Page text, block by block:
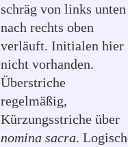
schräg von links unten
nach rechts oben
verläuft. Initialen hier
nicht vorhanden.
Überstriche
regelmäßig,
Kürzungsstriche über
nomina sacra.